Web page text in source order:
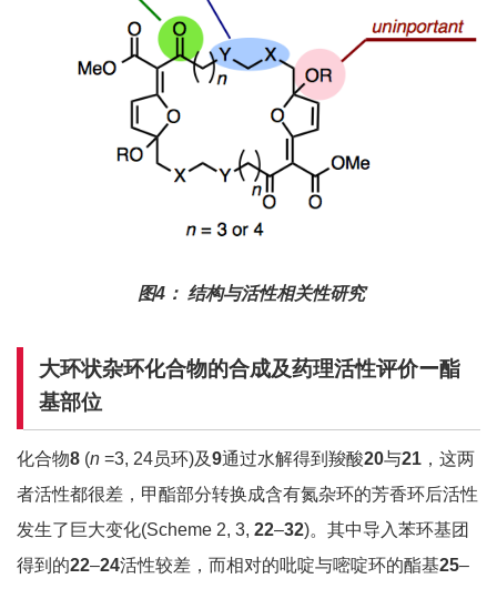
图4： 结构与活性相关性研究
大环状杂环化合物的合成及药理活性评价ー酯
基部位
化合物8 (n =3, 24员环)及9通过水解得到羧酸20与21 ，这两
者活性都很差，甲酯部分转换成含有氮杂环的芳香环后活性
发生了巨大变化(Scheme 2, 3, 22–32)。其中导入苯环基团
得到的22–24活性较差，而相对的吡啶与嘧啶环的酯基25–